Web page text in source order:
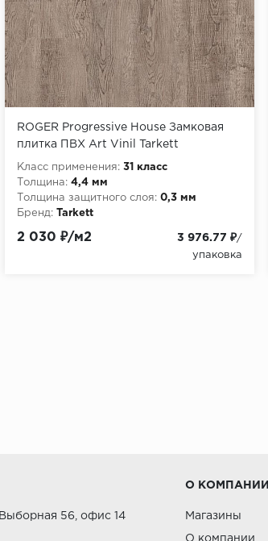
ROGER Progressive House Замковая
плитка ПВХ Art Vinil Tarkett
Класс применения: 31 класс
Толщина: 4,4 мм
Толщина защитного слоя: 0,3 мм
Бренд:
Tarkett
2 030 ₽/м2 3 976.77 ₽/
упаковка
56, офис 14
О КОМПАНИИ
Магазины
О компании